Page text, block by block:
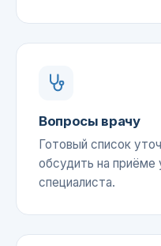
Вопросы врачу
Готовый список
обсудить на приёме
специалиста.